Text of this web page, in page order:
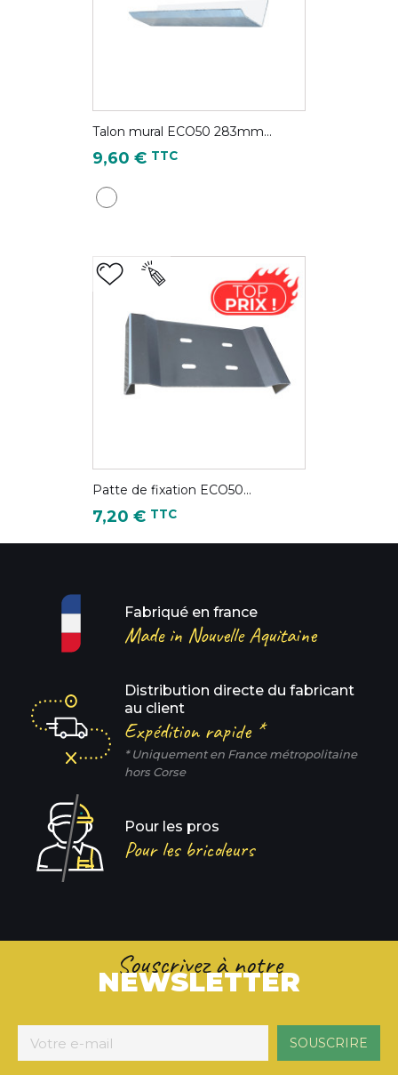
Talon mural ECO50 283mm...
Prix
9,60 € TTC
Blanc pur - RAL 9010
Patte de fixation ECO50...
Prix
7,20 € TTC
Fabriqué en france
Made in Nouvelle Aquitaine
Distribution directe du fabricant
au client
Expédition rapide *
* Uniquement en France métropolitaine
hors Corse
Pour les pros
Pour les bricoleurs
Souscrivez à notre
NEWSLETTER